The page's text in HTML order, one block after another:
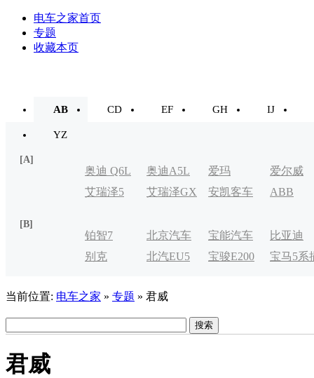
电车之家首页
专题
收藏本页
AB CD EF GH IJ
YZ
[A]
奥迪 Q6L
e-tron
奥迪A5L 爱玛
爱尔威
艾瑞泽5
艾瑞泽GX 安凯客车 ABB
[B]
铂智7 北京汽车
制造厂
宝能汽车
比亚迪
别克
北汽EU5 宝骏E200 宝马5系
当前位置: 电车之家 » 专题 » 君威
君威